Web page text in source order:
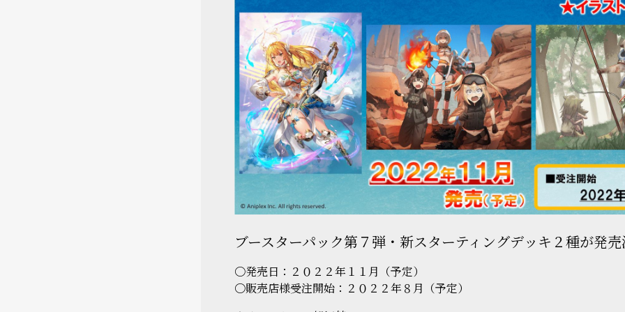
ブースターパック第７弾・新スターティングデッキ２種が発
〇発売日：２０２２年１１月（予定）
〇販売店様受注開始：２０２２年８月（予定）